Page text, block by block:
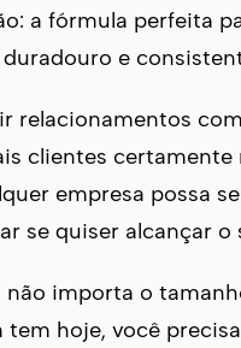
a fórmula perfeita
e
relacionamentos
clientes certamente
empresa possa
se quiser alcançar o
não importa o
tem hoje, você